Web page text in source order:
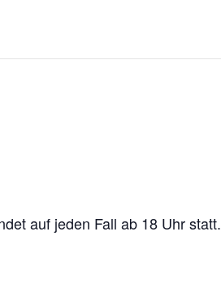
auf jeden Fall ab 18 Uhr statt.